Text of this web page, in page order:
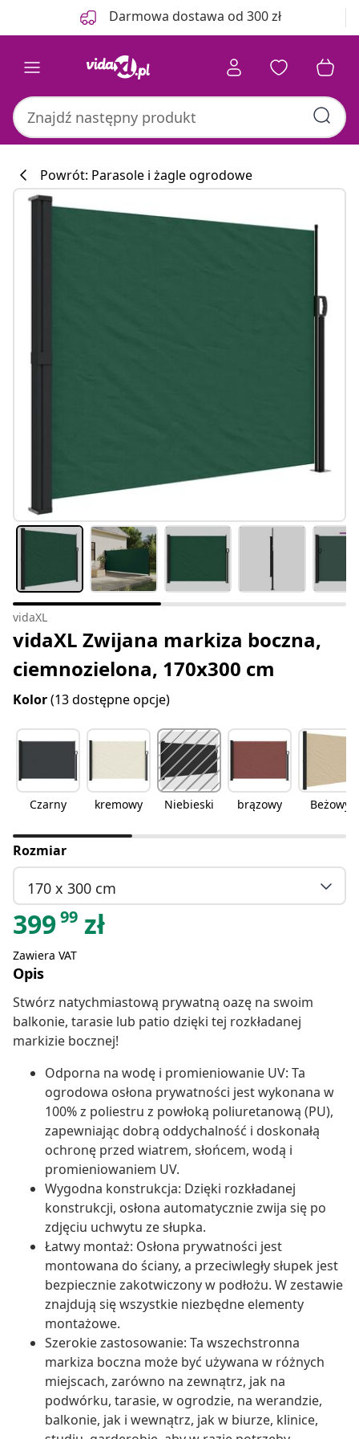
Darmowa dostawa od 300 zł
Powrót: Parasole i żagle ogrodowe
vidaXL
vidaXL Zwijana markiza boczna,
ciemnozielona, 170x300 cm
Kolor(13 dostępne opcje)
Czarny kremowy Niebieski brązowy Beżowy
Rozmiar
170 x 300 cm
39999 zł
Zawiera VAT
Opis
Stwórz natychmiastową prywatną oazę na swoim
balkonie, tarasie lub patio dzięki tej rozkładanej
markizie bocznej!
Odporna na wodę i promieniowanie UV: Ta
ogrodowa osłona prywatności jest wykonana w
100% z poliestru z powłoką poliuretanową (PU),
zapewniając dobrą oddychalność i doskonałą
ochronę przed wiatrem, słońcem, wodą i
promieniowaniem UV.
Wygodna konstrukcja: Dzięki rozkładanej
konstrukcji, osłona automatycznie zwija się po
zdjęciu uchwytu ze słupka.
Łatwy montaż: Osłona prywatności jest
montowana do ściany, a przeciwległy słupek jest
bezpiecznie zakotwiczony w podłożu. W zestawie
znajdują się wszystkie niezbędne elementy
montażowe.
Szerokie zastosowanie: Ta wszechstronna
markiza boczna może być używana w różnych
miejscach, zarówno na zewnątrz, jak na
podwórku, tarasie, w ogrodzie, na werandzie,
balkonie, jak i wewnątrz, jak w biurze, klinice,